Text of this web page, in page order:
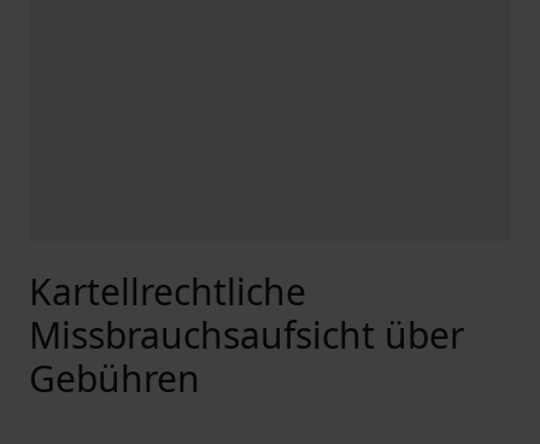
Kartellrechtliche
Missbrauchsaufsicht über
Gebühren